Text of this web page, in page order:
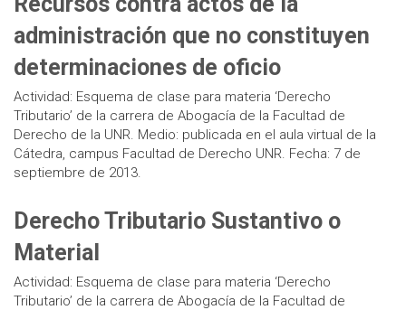
administración que no constituyen
determinaciones de oficio
Actividad: Esquema de clase para materia ‘Derecho
Tributario’ de la carrera de Abogacía de la Facultad de
Derecho de la UNR. Medio: publicada en el aula virtual de la
Cátedra, campus Facultad de Derecho UNR. Fecha: 7 de
septiembre de 2013.
Derecho Tributario Sustantivo o
Material
Actividad: Esquema de clase para materia ‘Derecho
Tributario’ de la carrera de Abogacía de la Facultad de